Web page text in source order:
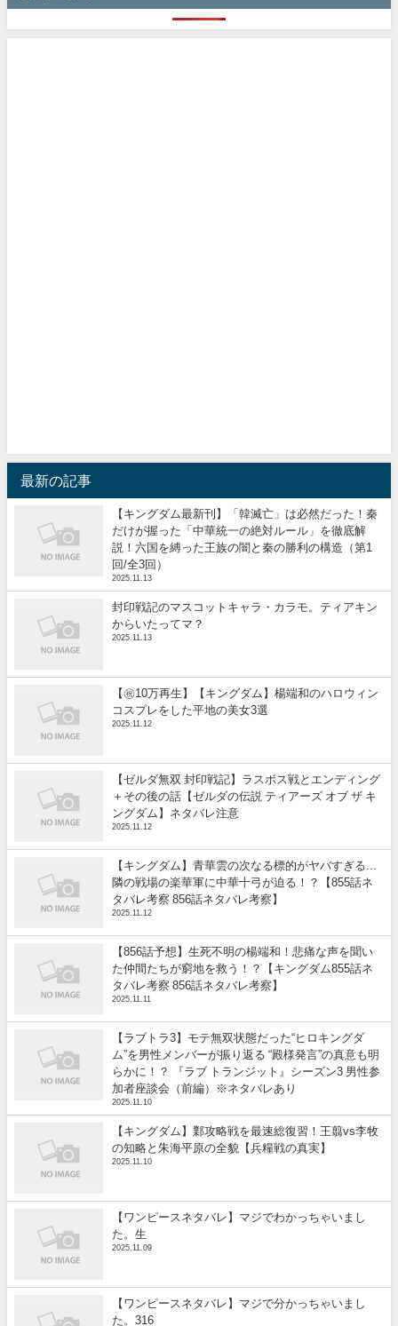
最新の記事
【キングダム最新刊】「韓滅亡」は必然だった！秦
だけが握った「中華統一の絶対ルール」を徹底解
説！六国を縛った王族の闇と秦の勝利の構造（第1
回/全3回）
2025.11.13
封印戦記のマスコットキャラ・カラモ。ティアキン
からいたってマ？
2025.11.13
【㊗️10万再生】【キングダム】楊端和のハロウィン
コスプレをした平地の美女3選
2025.11.12
【ゼルダ無双 封印戦記】ラスボス戦とエンディング
＋その後の話【ゼルダの伝説 ティアーズ オブ ザ キ
ングダム】ネタバレ注意
2025.11.12
【キングダム】青華雲の次なる標的がヤバすぎる...
隣の戦場の楽華軍に中華十弓が迫る！？【855話ネ
タバレ考察 856話ネタバレ考察】
2025.11.12
【856話予想】生死不明の楊端和！悲痛な声を聞い
た仲間たちが窮地を救う！？【キングダム855話ネ
タバレ考察 856話ネタバレ考察】
2025.11.11
【ラブトラ3】モテ無双状態だった“ヒロキングダ
ム”を男性メンバーが振り返る “殿様発言”の真意も明
らかに！？ 『ラブ トランジット』シーズン3 男性参
加者座談会（前編）※ネタバレあり
2025.11.10
【キングダム】鄴攻略戦を最速総復習！王翦vs李牧
の知略と朱海平原の全貌【兵糧戦の真実】
2025.11.10
【ワンピースネタバレ】マジでわかっちゃいまし
た。生
2025.11.09
【ワンピースネタバレ】マジで分かっちゃいまし
た。316